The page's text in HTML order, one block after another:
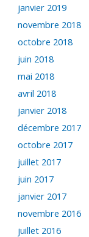
janvier 2019
novembre 2018
octobre 2018
juin 2018
mai 2018
avril 2018
janvier 2018
décembre 2017
octobre 2017
juillet 2017
juin 2017
janvier 2017
novembre 2016
juillet 2016